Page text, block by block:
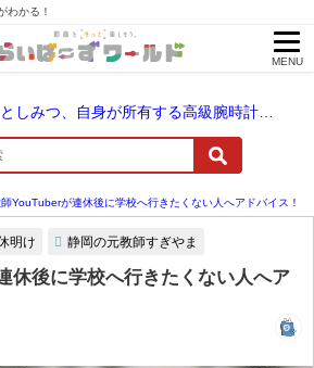
わかる！
MENU
東海オンエア・としみつ、自身が所有する高級腕時計を紹介
YouTuberが連休後に学校へ行きたくない人へアドバイス！
明け 静岡の元教師すぎやま
休後に学校へ行きたくない人へア